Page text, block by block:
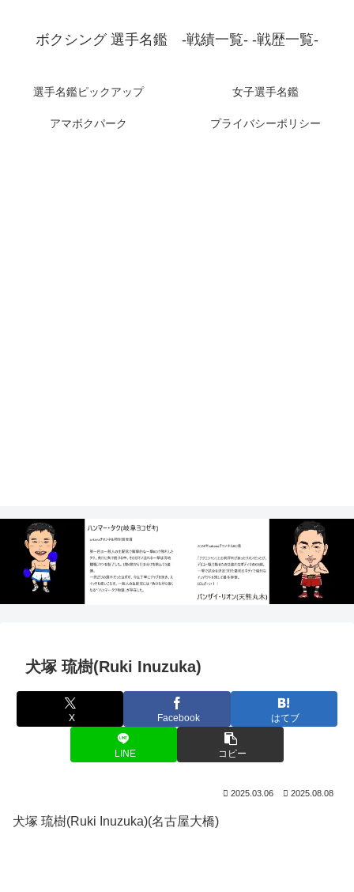
ボクシング 選手名鑑 -戦績一覧- -戦歴一覧-
選手名鑑ピックアップ 女子選手名鑑
アマボクパーク プライバシーポリシー
犬塚 琉樹(Ruki Inuzuka)
X Facebook はてブ
LINE コピー
2025.03.06 2025.08.08
犬塚 琉樹(Ruki Inuzuka)(名古屋大橋)